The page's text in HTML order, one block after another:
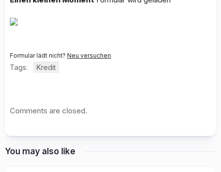
Formular lädt nicht? Neu versuchen
Tags: Kredit
Comments are closed.
You may also like